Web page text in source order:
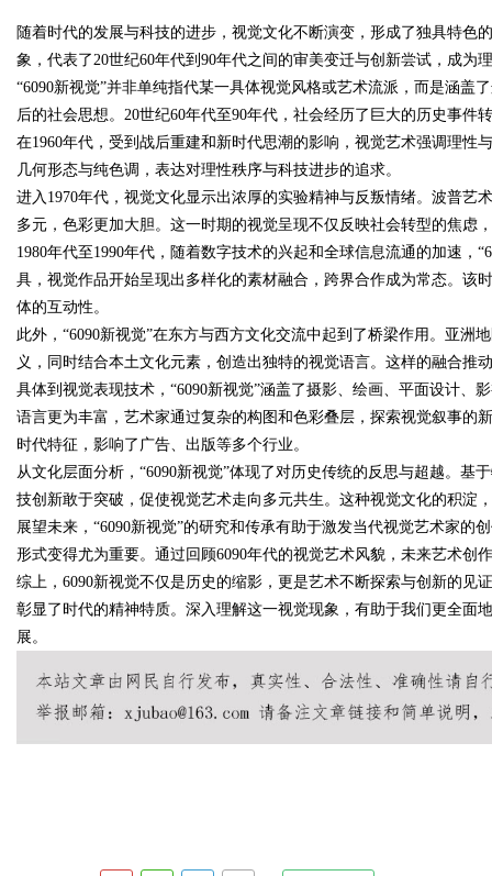
uz
!
Bo
随着时代的发展与科技的进步，视觉文化不断演变，形成了独具特色
象，代表了20世纪60年代到90年代之间的审美变迁与创新尝试，成为
“6090新视觉”并非单纯指代某一具体视觉风格或艺术流派，而是涵
后的社会思想。20世纪60年代至90年代，社会经历了巨大的历史事件
在1960年代，受到战后重建和新时代思潮的影响，视觉艺术强调理
几何形态与纯色调，表达对理性秩序与科技进步的追求。
进入1970年代，视觉文化显示出浓厚的实验精神与反叛情绪。波普
多元，色彩更加大胆。这一时期的视觉呈现不仅反映社会转型的焦虑
1980年代至1990年代，随着数字技术的兴起和全球信息流通的加速，
具，视觉作品开始呈现出多样化的素材融合，跨界合作成为常态。该
体的互动性。
此外，“6090新视觉”在东方与西方文化交流中起到了桥梁作用。亚
义，同时结合本土文化元素，创造出独特的视觉语言。这样的融合推
具体到视觉表现技术，“6090新视觉”涵盖了摄影、绘画、平面设计
语言更为丰富，艺术家通过复杂的构图和色彩叠层，探索视觉叙事的
时代特征，影响了广告、出版等多个行业。
从文化层面分析，“6090新视觉”体现了对历史传统的反思与超越。
技创新敢于突破，促使视觉艺术走向多元共生。这种视觉文化的积淀
展望未来，“6090新视觉”的研究和传承有助于激发当代视觉艺术家
形式变得尤为重要。通过回顾6090年代的视觉艺术风貌，未来艺术创
综上，6090新视觉不仅是历史的缩影，更是艺术不断探索与创新的
彰显了时代的精神特质。深入理解这一视觉现象，有助于我们更全面
展。
发体系全解析